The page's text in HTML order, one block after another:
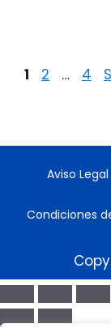
1 2 … 4
Aviso
Condiciones